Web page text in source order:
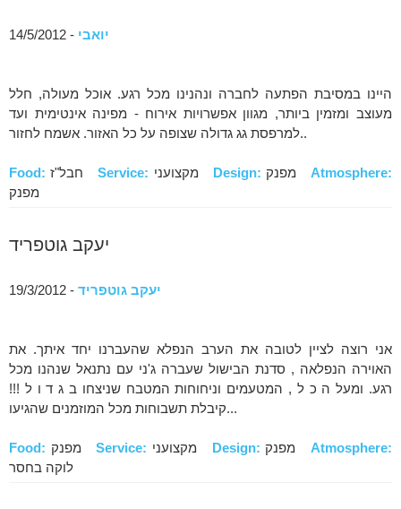
יואבי - 14/5/2012
היינו במסיבת הפתעה לחברה ונהנינו מכל רגע. אוכל מעולה, חלל
מעוצב ומזמין ביותר, מגוון אפשרויות אירוח - מפינה אינטימית ועד
למרפסת גג גדולה שצופה על כל האזור. אשמח לחזור..
Food: חבל"זService: Design:
Atmosphere:
מפנק
יעקב גוטפריד
יעקב גוטפריד - 19/3/2012
אני רוצה לציין לטובה את הערב הנפלא שהעברנו יחד איתך. את
האוירה הנפלאה , סדנת הבישול שעברה ג'ני עם נתנאל שנהנו מכל
רגע. ומעל ה כ ל , המטעמים וניחוחות המטבח שניצחו ב ג ד ו ל !!!
קיבלת תשבוחות מכל המוזמנים שהגיעו...
Food: מפנקService: Design:
Atmosphere:
לוקה בחסר